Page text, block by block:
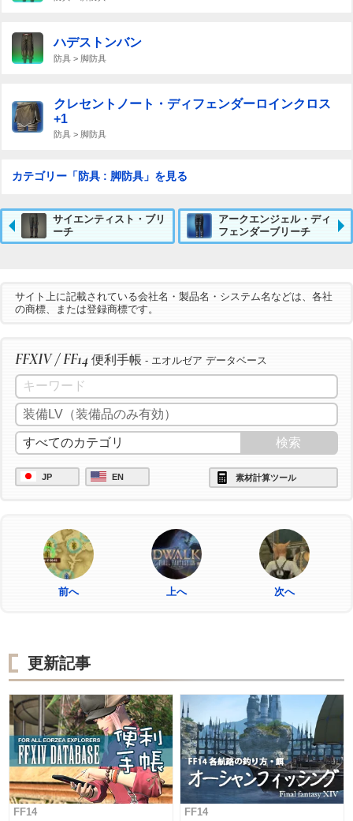
ハデストンバン
防具 > 脚防具
クレセントノート・ディフェンダーロインクロス
+1
防具 > 脚防具
カテゴリー「防具 : 脚防具」を見る
サイエンティスト・ブリ
ーチ
アークエンジェル・ディ
フェンダーブリーチ
サイト上に記載されている会社名・製品名・システム名などは、各社
の商標、または登録商標です。
FFXIV / FF14 便利手帳 - エオルゼア データベース
JP EN 素材計算ツール
前へ 上へ 次へ
更新記事
FF14 FF14